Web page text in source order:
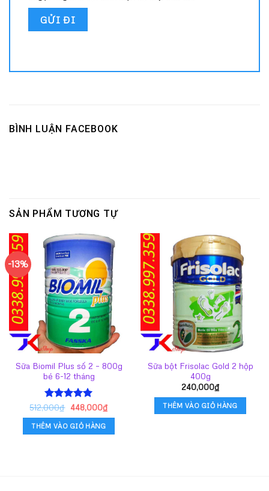
BÌNH LUẬN FACEBOOK
SẢN PHẨM TƯƠNG TỰ
-13%
Sữa Biomil Plus số 2 – 800g
bé 6-12 tháng
Được xếp
hạng5.00
5 sao
512,000₫ Giá
là:
512,000₫.
448,000₫Giá
hiện
448,000₫.
THÊM VÀO GIỎ HÀNG
Sữa bột Frisolac Gold 2 hộp
400g
240,000₫
THÊM VÀO GIỎ HÀNG